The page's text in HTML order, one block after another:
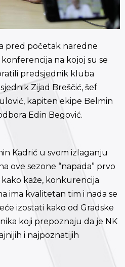
pred početak naredne
na kojoj su se
predsjednik kluba
Zijad Breščić, šef
kapiten ekipe Belmin
Edin Begović.
Kadrić u svom izlaganju
ove sezone “napada” prvo
kaže, konkurencija
ima kvalitetan tim i nada se
izostati kako od Gradske
koji prepoznaju da je NK
i najpoznatijih